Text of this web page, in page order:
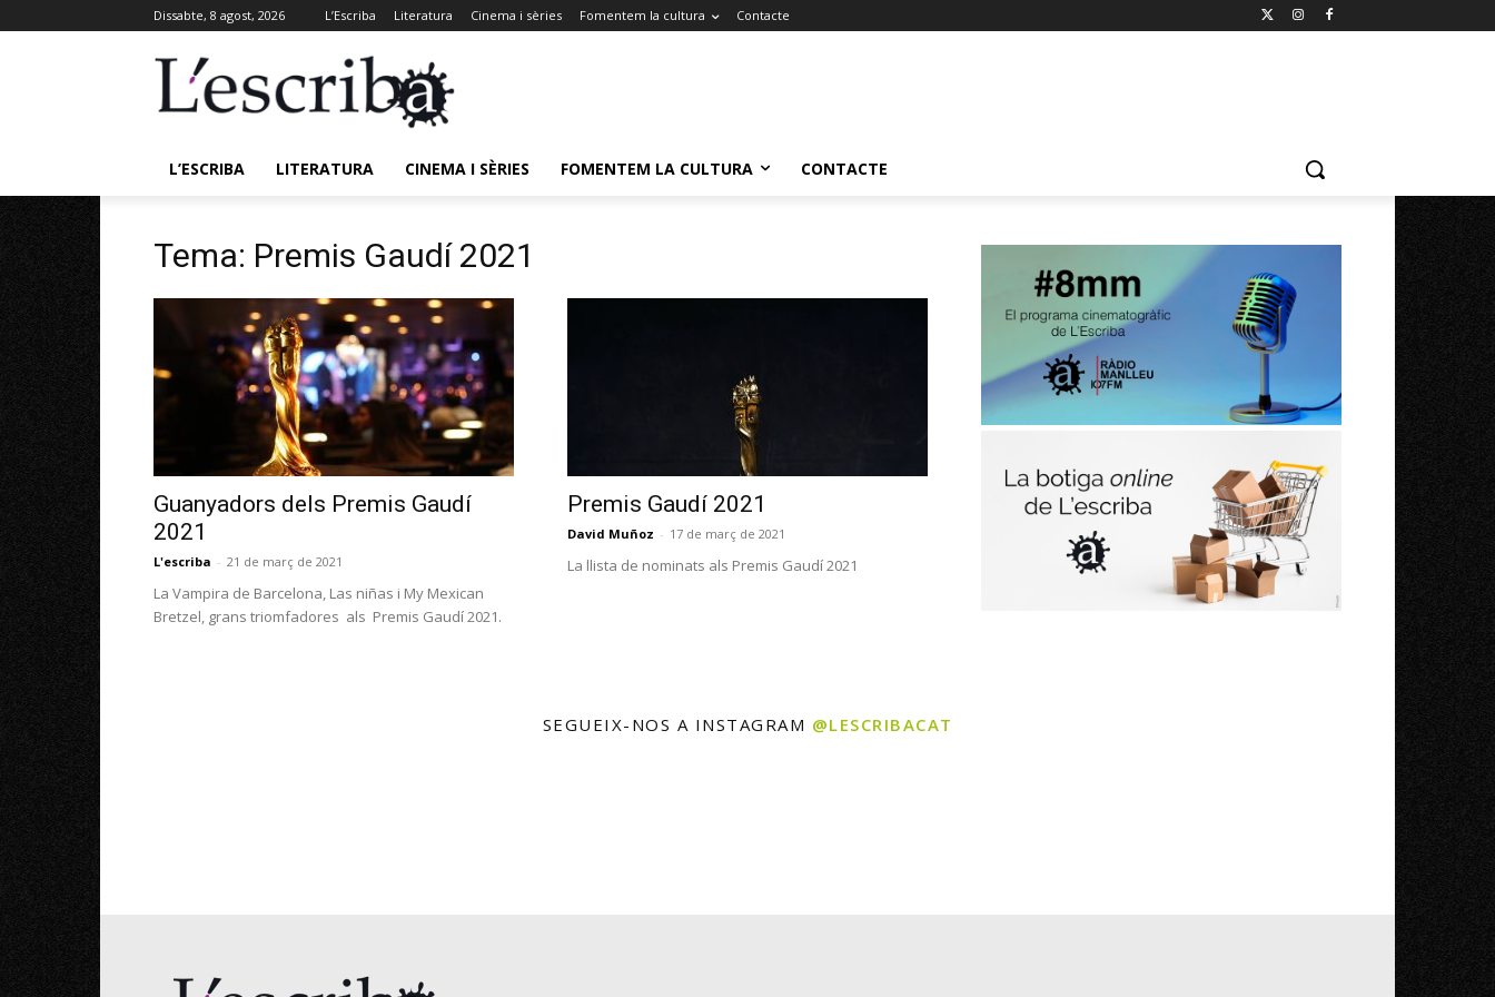
Dissabte, 8 agost, 2026 L’Escriba Literatura Cinema i sèries Fomentem la cultura Contacte
L’ESCRIBA LITERATURA CINEMA I SÈRIES FOMENTEM LA CULTURA CONTACTE
Tema: Premis Gaudí 2021
Guanyadors dels Premis Gaudí
2021
L'escriba - 21 de març de 2021
La Vampira de Barcelona, Las niñas i My Mexican
Bretzel, grans triomfadores als Premis Gaudí 2021.
Premis Gaudí 2021
David Muñoz - 17 de març de 2021
La llista de nominats als Premis Gaudí 2021
SEGUEIX-NOS A INSTAGRAM @LESCRIBACAT